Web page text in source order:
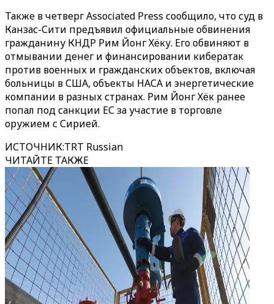
Также в четверг Associated Press сообщило, что суд в
Канзас-Сити предъявил официальные обвинения
гражданину КНДР Рим Йонг Хёку. Его обвиняют в
отмывании денег и финансировании кибератак
против военных и гражданских объектов, включая
больницы в США, объекты НАСА и энергетические
компании в разных странах. Рим Йонг Хёк ранее
попал под санкции ЕС за участие в торговле
оружием с Сирией.
ИСТОЧНИК:TRT Russian
ЧИТАЙТЕ ТАКЖЕ